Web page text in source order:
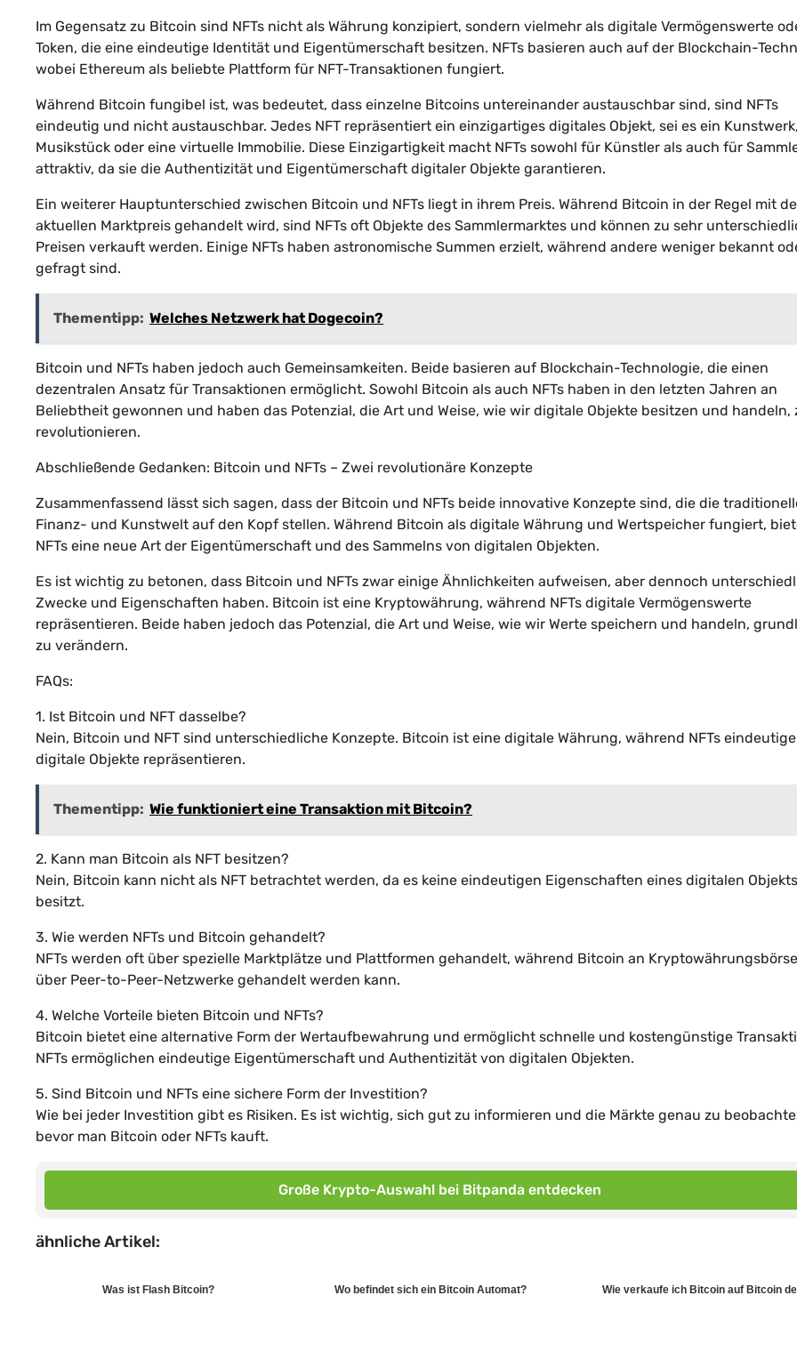
Im Gegensatz zu Bitcoin sind NFTs nicht als Währung konzipiert, sondern vielmehr als digitale Vermögenswerte
Token, die eine eindeutige Identität und Eigentümerschaft besitzen. NFTs basieren auch auf der Blockchain-
wobei Ethereum als beliebte Plattform für NFT-Transaktionen fungiert.
Während Bitcoin fungibel ist, was bedeutet, dass einzelne Bitcoins untereinander austauschbar sind, sind NFTs
eindeutig und nicht austauschbar. Jedes NFT repräsentiert ein einzigartiges digitales Objekt, sei es ein
Musikstück oder eine virtuelle Immobilie. Diese Einzigartigkeit macht NFTs sowohl für Künstler als auch für
attraktiv, da sie die Authentizität und Eigentümerschaft digitaler Objekte garantieren.
Ein weiterer Hauptunterschied zwischen Bitcoin und NFTs liegt in ihrem Preis. Während Bitcoin in der Regel mit
aktuellen Marktpreis gehandelt wird, sind NFTs oft Objekte des Sammlermarktes und können zu sehr
Preisen verkauft werden. Einige NFTs haben astronomische Summen erzielt, während andere weniger bekannt
gefragt sind.
Thementipp: Welches Netzwerk hat Dogecoin?
Bitcoin und NFTs haben jedoch auch Gemeinsamkeiten. Beide basieren auf Blockchain-Technologie, die einen
dezentralen Ansatz für Transaktionen ermöglicht. Sowohl Bitcoin als auch NFTs haben in den letzten Jahren an
Beliebtheit gewonnen und haben das Potenzial, die Art und Weise, wie wir digitale Objekte besitzen und handeln,
revolutionieren.
Abschließende Gedanken: Bitcoin und NFTs – Zwei revolutionäre Konzepte
Zusammenfassend lässt sich sagen, dass der Bitcoin und NFTs beide innovative Konzepte sind, die die
Finanz- und Kunstwelt auf den Kopf stellen. Während Bitcoin als digitale Währung und Wertspeicher fungiert,
NFTs eine neue Art der Eigentümerschaft und des Sammelns von digitalen Objekten.
Es ist wichtig zu betonen, dass Bitcoin und NFTs zwar einige Ähnlichkeiten aufweisen, aber dennoch
Zwecke und Eigenschaften haben. Bitcoin ist eine Kryptowährung, während NFTs digitale Vermögenswerte
repräsentieren. Beide haben jedoch das Potenzial, die Art und Weise, wie wir Werte speichern und handeln,
zu verändern.
FAQs:
1. Ist Bitcoin und NFT dasselbe?
Nein, Bitcoin und NFT sind unterschiedliche Konzepte. Bitcoin ist eine digitale Währung, während NFTs eindeutige
digitale Objekte repräsentieren.
Thementipp: Wie funktioniert eine Transaktion mit Bitcoin?
2. Kann man Bitcoin als NFT besitzen?
Nein, Bitcoin kann nicht als NFT betrachtet werden, da es keine eindeutigen Eigenschaften eines digitalen Objekts
besitzt.
3. Wie werden NFTs und Bitcoin gehandelt?
NFTs werden oft über spezielle Marktplätze und Plattformen gehandelt, während Bitcoin an
über Peer-to-Peer-Netzwerke gehandelt werden kann.
4. Welche Vorteile bieten Bitcoin und NFTs?
Bitcoin bietet eine alternative Form der Wertaufbewahrung und ermöglicht schnelle und kostengünstige
NFTs ermöglichen eindeutige Eigentümerschaft und Authentizität von digitalen Objekten.
5. Sind Bitcoin und NFTs eine sichere Form der Investition?
Wie bei jeder Investition gibt es Risiken. Es ist wichtig, sich gut zu informieren und die Märkte genau zu
bevor man Bitcoin oder NFTs kauft.
Große Krypto-Auswahl bei Bitpanda entdecken
ähnliche Artikel:
Was ist Flash Bitcoin? Wo befindet sich ein Bitcoin Automat? Wie verkaufe ich Bitcoin auf Bitcoin